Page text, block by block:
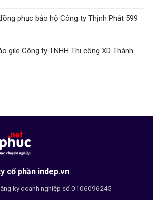
phục bảo hộ Công ty Thịnh Phát 599
gile Công ty TNHH Thi công XD Thành
cổ phần indep.vn
ký doanh nghiệp số 0106096245